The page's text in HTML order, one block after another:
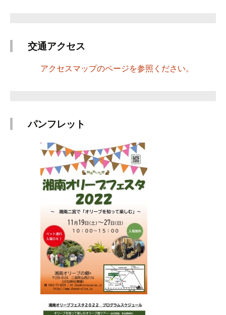
交通アクセス
アクセスマップのページを参照ください。
パンフレット